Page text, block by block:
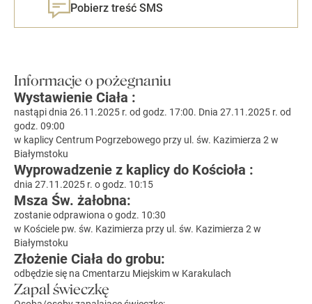
Pobierz treść SMS
Informacje o pożegnaniu
Wystawienie Ciała :
nastąpi dnia 26.11.2025 r. od godz. 17:00. Dnia 27.11.2025 r. od
godz. 09:00
w kaplicy Centrum Pogrzebowego przy ul. św. Kazimierza 2 w
Białymstoku
Wyprowadzenie z kaplicy do Kościoła :
dnia 27.11.2025 r. o godz. 10:15
Msza Św. żałobna:
zostanie odprawiona o godz. 10:30
w Kościele pw. św. Kazimierza przy ul. św. Kazimierza 2 w
Białymstoku
Złożenie Ciała do grobu:
odbędzie się na Cmentarzu Miejskim w Karakulach
Zapal świeczkę